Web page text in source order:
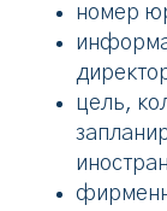
номер
цель,